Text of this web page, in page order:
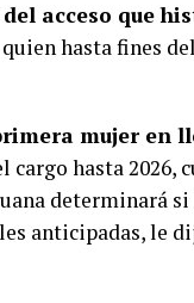
acceso que
hasta fines
mujer en
cargo hasta
determinará
anticipadas, le